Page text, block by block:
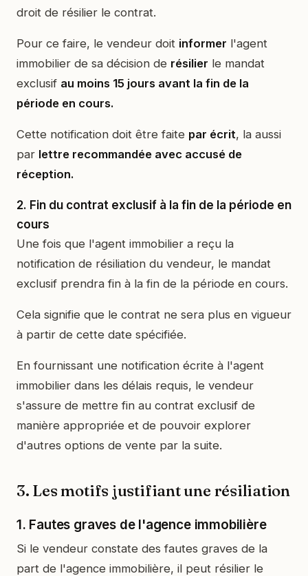
droit de résilier le contrat.
Pour ce faire, le vendeur doit informer l'agent
immobilier de sa décision de résilier le mandat
exclusif au moins 15 jours avant la fin de la
période en cours.
Cette notification doit être faite par écrit, la aussi
par lettre recommandée avec accusé de
réception.
2. Fin du contrat exclusif à la fin de la période en
cours
Une fois que l'agent immobilier a reçu la
notification de résiliation du vendeur, le mandat
exclusif prendra fin à la fin de la période en cours.
Cela signifie que le contrat ne sera plus en vigueur
à partir de cette date spécifiée.
En fournissant une notification écrite à l'agent
immobilier dans les délais requis, le vendeur
s'assure de mettre fin au contrat exclusif de
manière appropriée et de pouvoir explorer
d'autres options de vente par la suite.
3. Les motifs justifiant une résiliation
1. Fautes graves de l'agence immobilière
Si le vendeur constate des fautes graves de la
part de l'agence immobilière, il peut résilier le